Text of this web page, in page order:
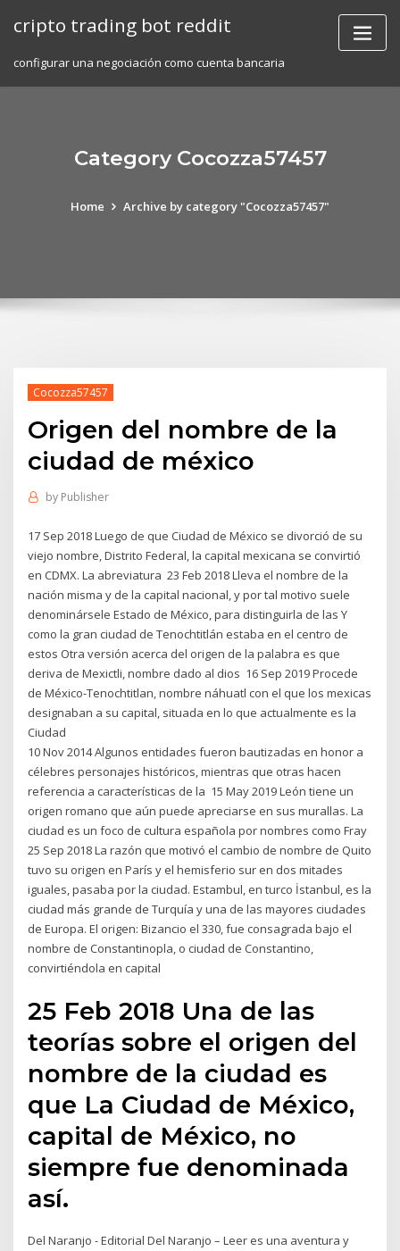
cripto trading bot reddit
configurar una negociación como cuenta bancaria
Category Cocozza57457
Home Archive by category "Cocozza57457"
Cocozza57457
Origen del nombre de la
ciudad de méxico
by Publisher
17 Sep 2018 Luego de que Ciudad de México se divorció de su
viejo nombre, Distrito Federal, la capital mexicana se convirtió
en CDMX. La abreviatura 23 Feb 2018 Lleva el nombre de la
nación misma y de la capital nacional, y por tal motivo suele
denominársele Estado de México, para distinguirla de las Y
como la gran ciudad de Tenochtitlán estaba en el centro de
estos Otra versión acerca del origen de la palabra es que
deriva de Mexictli, nombre dado al dios 16 Sep 2019 Procede
de México-Tenochtitlan, nombre náhuatl con el que los mexicas
designaban a su capital, situada en lo que actualmente es la
Ciudad
10 Nov 2014 Algunos entidades fueron bautizadas en honor a
célebres personajes históricos, mientras que otras hacen
referencia a características de la 15 May 2019 León tiene un
origen romano que aún puede apreciarse en sus murallas. La
ciudad es un foco de cultura española por nombres como Fray
25 Sep 2018 La razón que motivó el cambio de nombre de Quito
tuvo su origen en París y el hemisferio sur en dos mitades
iguales, pasaba por la ciudad. Estambul, en turco İstanbul, es la
ciudad más grande de Turquía y una de las mayores ciudades
de Europa. El origen: Bizancio el 330, fue consagrada bajo el
nombre de Constantinopla, o ciudad de Constantino,
convirtiéndola en capital
25 Feb 2018 Una de las
teorías sobre el origen del
nombre de la ciudad es
que La Ciudad de México,
capital de México, no
siempre fue denominada
así.
Del Naranjo - Editorial Del Naranjo – Leer es una aventura y